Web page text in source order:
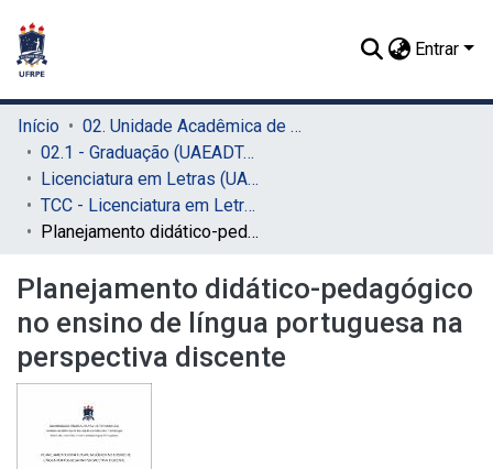
Entrar
Início
02. Unidade Acadêmica de Educação a Distância e Tecnologia (UAEADTec)
02.1 - Graduação (UAEADTec)
Licenciatura em Letras (UAEADTec)
TCC - Licenciatura em Letras (UAEADTec)
Planejamento didático-pedagógico no ensino de língua portuguesa na perspectiva discente
Planejamento didático-pedagógico
no ensino de língua portuguesa na
perspectiva discente